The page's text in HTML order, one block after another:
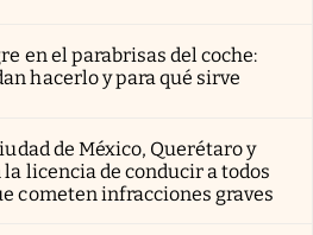
en el parabrisas del coche:
hacerlo y para qué sirve
de México, Querétaro y
licencia de conducir a todos
cometen infracciones graves